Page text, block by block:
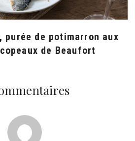
purée de potimarron aux
de Beaufort